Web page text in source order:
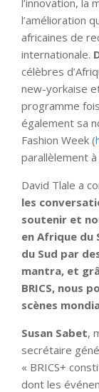
l’amélioration
africaines de
internationale.
célèbres
new-yorkaise
programme
également sa
Fashion Week (
parallèlement à
David Tlale a
les
soutenir et
en Afrique du
du Sud par
mantra, et
BRICS, nous
scènes
Susan Sabet,
secrétaire
« BRICS+
dont les